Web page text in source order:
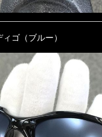
ゴ（ブルー）